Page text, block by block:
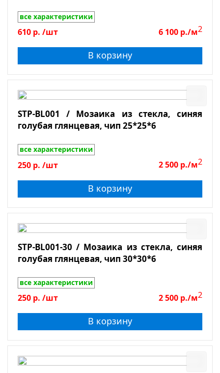
все характеристики
610 р. /шт 6 100 р./м2
В корзину
STP-BL001 / Мозаика из стекла, синяя
голубая глянцевая, чип 25*25*6
все характеристики
250 р. /шт 2 500 р./м2
В корзину
STP-BL001-30 / Мозаика из стекла, синяя
голубая глянцевая, чип 30*30*6
все характеристики
250 р. /шт 2 500 р./м2
В корзину